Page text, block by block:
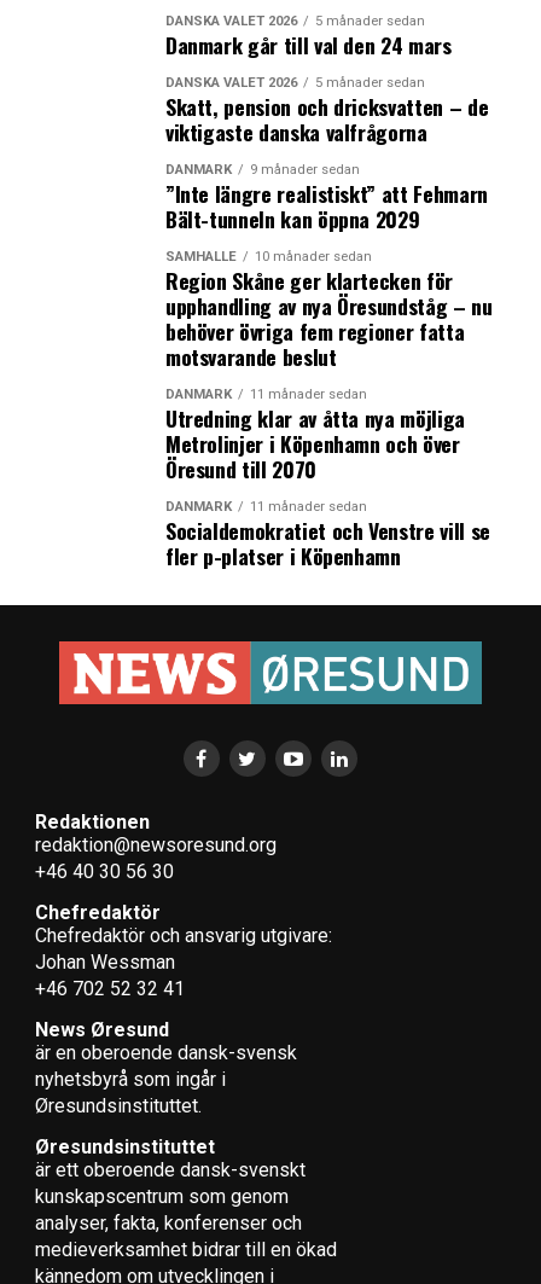
DANSKA VALET 2026 5 månader sedan
Danmark går till val den 24 mars
DANSKA VALET 2026 5 månader sedan
Skatt, pension och dricksvatten – de
viktigaste danska valfrågorna
DANMARK 9 månader sedan
”Inte längre realistiskt” att Fehmarn
Bält-tunneln kan öppna 2029
SAMHÄLLE 10 månader sedan
Region Skåne ger klartecken för
upphandling av nya Öresundståg – nu
behöver övriga fem regioner fatta
motsvarande beslut
DANMARK 11 månader sedan
Utredning klar av åtta nya möjliga
Metrolinjer i Köpenhamn och över
Öresund till 2070
DANMARK 11 månader sedan
Socialdemokratiet och Venstre vill se
fler p-platser i Köpenhamn
Redaktionen
redaktion@newsoresund.org
+46 40 30 56 30
Chefredaktör
Chefredaktör och ansvarig utgivare:
Johan Wessman
+46 702 52 32 41
News Øresund
är en oberoende dansk-svensk
nyhets­byrå som ingår i
Øresundsinstituttet.
Øresundsinstituttet
är ett oberoende dansk-svenskt
kunskapscentrum som genom
analyser, fakta, konferenser och
medieverksamhet bidrar till en ökad
kännedom om utvecklingen i